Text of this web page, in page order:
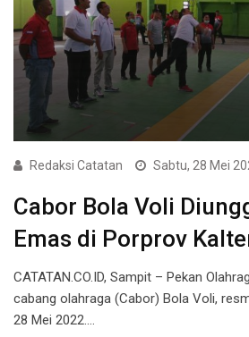
Redaksi Catatan Sabtu, 28 Mei
Cabor Bola Voli
Emas di Porprov
CATATAN.CO.ID, Sampit – Pekan
cabang olahraga (Cabor) Bola Voli,
28 Mei 2022.…